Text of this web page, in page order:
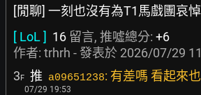
[閒聊] 一刻也沒有為T1馬戲團哀悼
[ LoL ] 16 留言, 推噓總分: +6
作者: trhrh - 發表於 2026/07/29
3F 推 a09651238: 有差嗎 看起來
07/29 19:53